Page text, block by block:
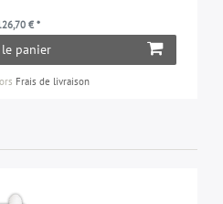
€ *
le panier
Frais de livraison